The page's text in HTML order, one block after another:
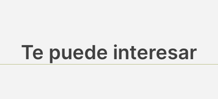
Te puede interesar